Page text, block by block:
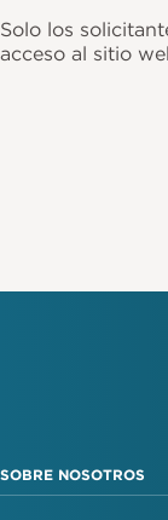
Solo los
acceso al sitio
SOBRE NOSOTROS